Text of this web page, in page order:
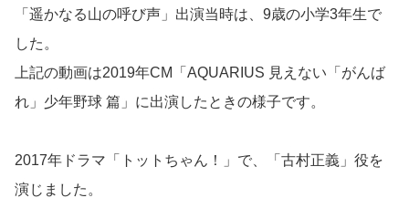
「遥かなる山の呼び声」出演当時は、9歳の小学3年生で
した。
上記の動画は2019年CM「AQUARIUS 見えない「がんば
れ」少年野球 篇」に出演したときの様子です。
2017年ドラマ「トットちゃん！」で、「古村正義」役を
演じました。